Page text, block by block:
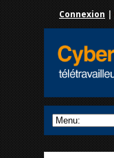
Connexion |